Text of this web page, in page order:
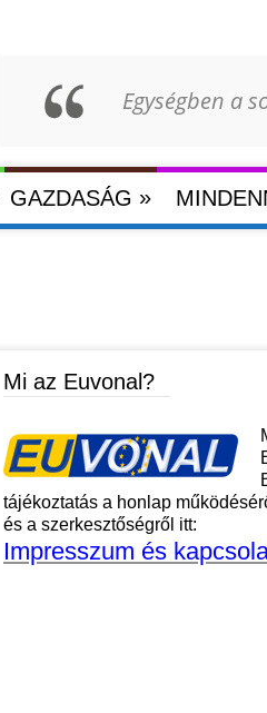
Egységben a
GAZDASÁG »
Mi az Euvonal?
tájékoztatás a honlap
és a szerkesztőségről itt:
Impresszum és